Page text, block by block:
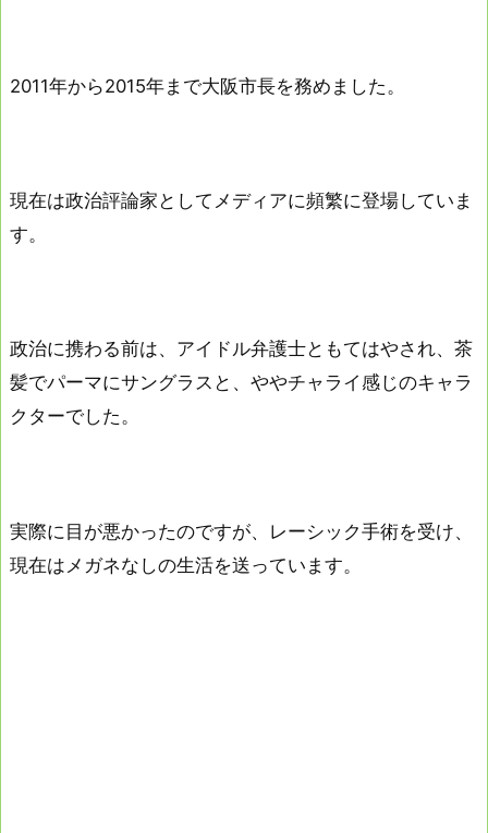
2011年から2015年まで大阪市長を務めました。
現在は政治評論家としてメディアに頻繁に登場していま
す。
政治に携わる前は、アイドル弁護士ともてはやされ、茶
髪でパーマにサングラスと、ややチャライ感じのキャラ
クターでした。
実際に目が悪かったのですが、レーシック手術を受け、
現在はメガネなしの生活を送っています。